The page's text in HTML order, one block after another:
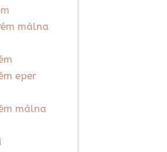
málna
eper
málna